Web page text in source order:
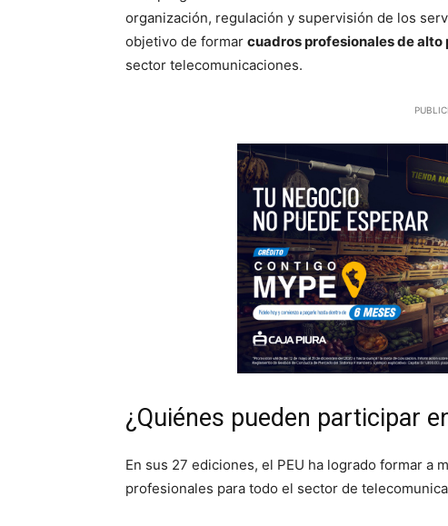
organización, regulación y supervisión de los
objetivo de formar cuadros profesionales de alto
sector telecomunicaciones.
¿Quiénes pueden participar
En sus 27 ediciones, el PEU ha logrado formar a
profesionales para todo el sector de